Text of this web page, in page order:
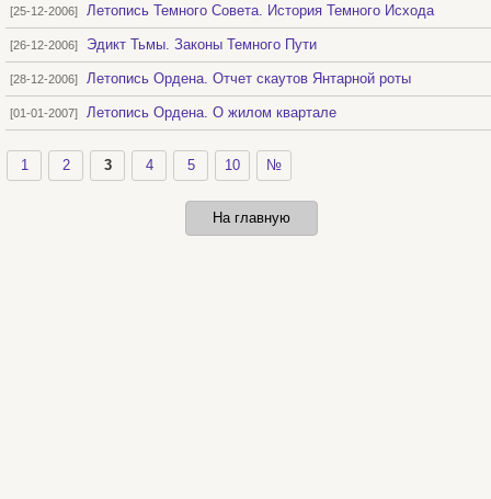
[25-12-2006] Летопись Темного Совета. История Темного Исхода
[26-12-2006] Эдикт Тьмы. Законы Темного Пути
[28-12-2006] Летопись Ордена. Отчет скаутов Янтарной роты
[01-01-2007] Летопись Ордена. О жилом квартале
1 2 3 4 5 10 №
На главную